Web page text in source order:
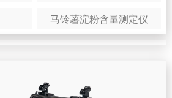
马铃薯淀粉含量测定仪